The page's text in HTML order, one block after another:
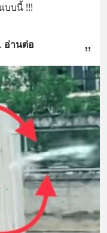
บบนี้ !!!
อ่านต่อ